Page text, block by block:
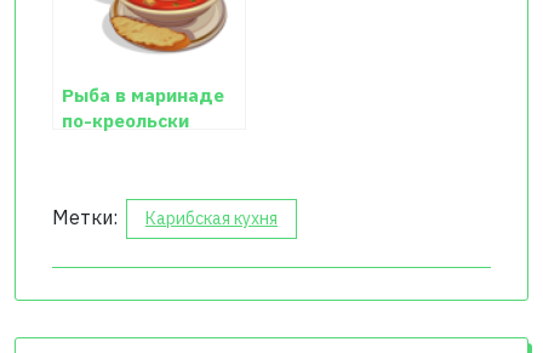
Рыба в маринаде
по-креольски
Метки: Карибская кухня